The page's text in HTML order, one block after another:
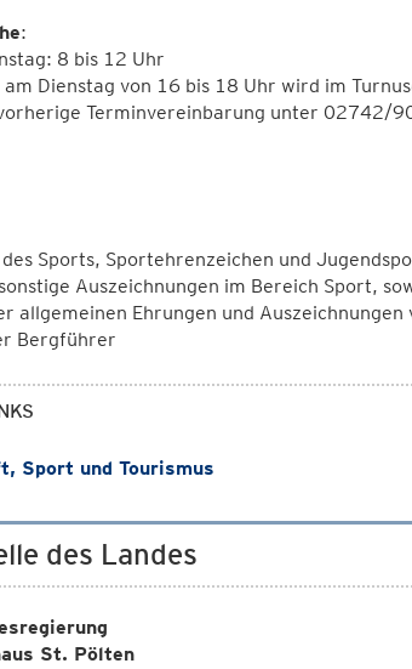
:
8 bis 12 Uhr
Dienstag von 16 bis 18 Uhr wird im
Terminvereinbarung unter
Sports, Sportehrenzeichen und
Auszeichnungen im Bereich Sport,
allgemeinen Ehrungen und
Bergführer
Sport und Tourismus
des Landes
St. Pölten